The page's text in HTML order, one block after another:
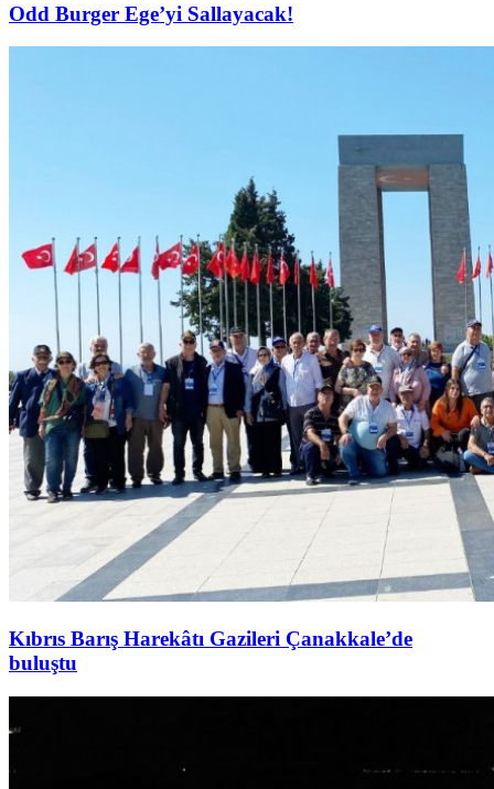
Odd Burger Ege’yi Sallayacak!
Kıbrıs Barış Harekâtı Gazileri Çanakkale’de
buluştu